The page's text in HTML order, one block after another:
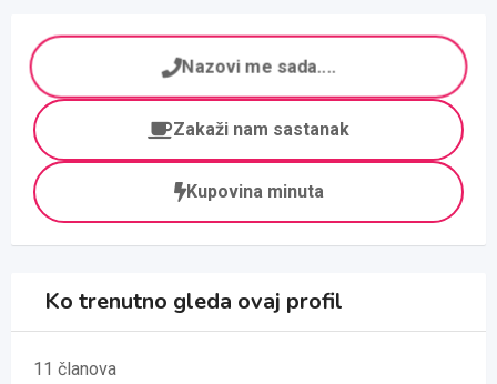
Nazovi me sada....
Zakaži nam sastanak
Kupovina minuta
Ko trenutno gleda ovaj profil
11 članova